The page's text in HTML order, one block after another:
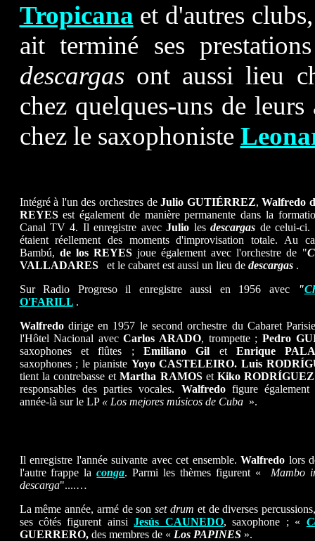
Tropicana et d'autres
ait terminé ses
descargas ont aussi lieu
chez quelques-uns de
chez le saxophoniste
Intégré à l'un des orchestres deJulio GUTIÉRREZ,Walfredo
REYESest également de manière permanente dans la
Canal TV 4. Il enregistre avecJulio lesdescargas de celui-ci.
étaient réellement des moments d'improvisation totale. Au
Bambú, de los REYES joue également avec l'orchestre de "
VALLADARES
et le cabaret est aussi un lieu de descargas .
Sur Radio Progreso il enregistre aussi en 1956 avec
"
O'FARILL .
Walfredo dirige en 1957 le second orchestre du Cabaret
l'Hôtel Nacional avecCarlos ARADO, trompette ; Pedro
saxophones et flûtes ; Emiliano Gil et Enrique
saxophones ; le pianiste Yoyo CASTELEIRO. Luis
tient la contrebasse etMartha RAMOS etKiko
responsables des parties vocales. Walfredo figure également
année-là sur le LP « Los mejores músicos de Cuba ».
Il enregistre l'année suivante avec cet ensemble.Walfredo lors
l'autre frappe laconga. Parmi les thèmes figurent « Mambo
descarga"....…
La même année, armé de sonset drum et de diverses
ses côtés figurent ainsiJesús CAUNEDO, saxophone ; «
GUERRERO, des membres de « Los PAPINES».